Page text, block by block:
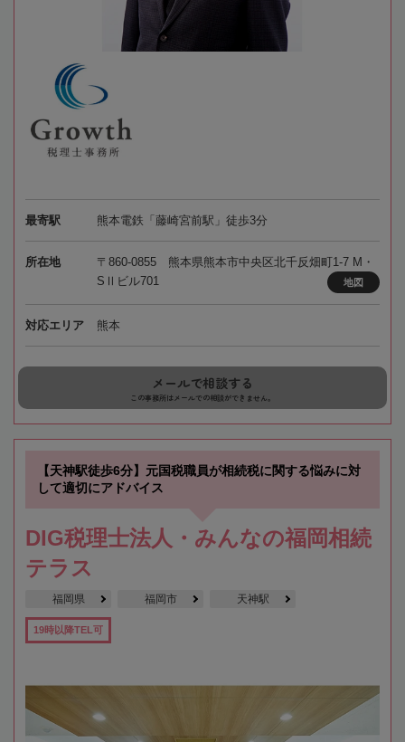
最寄駅 熊本電鉄「藤崎宮前駅」徒歩3分
所在地
〒860-0855 熊本県熊本市中央区北千反畑町1-7 M・
SⅡビル701
地図
対応エリア 熊本
メールで相談する
この事務所はメールでの相談ができません。
【天神駅徒歩6分】元国税職員が相続税に関する悩みに対
して適切にアドバイス
DIG税理士法人・みんなの福岡相続
テラス
福岡県 福岡市 天神駅
19時以降TEL可